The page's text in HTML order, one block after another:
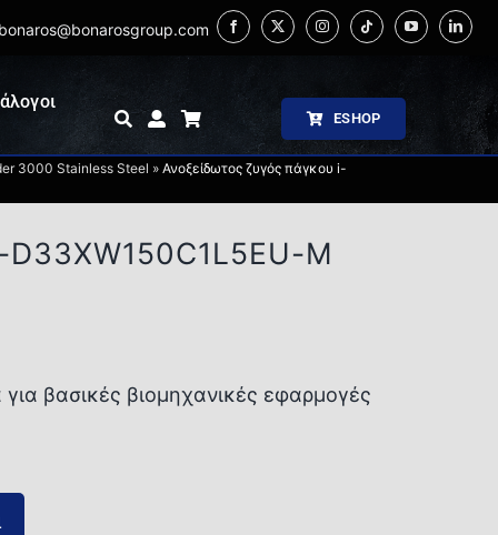
bonaros@bonarosgroup.com
ESHOP
3000 Stainless Steel » Ανοξείδωτος ζυγός πάγκου i-
M
βασικές βιομηχανικές εφαρμογές